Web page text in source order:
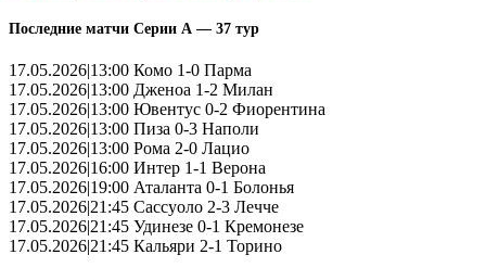
Последние матчи Серии А — 37 тур
17.05.2026|13:00 Комо 1-0 Парма
17.05.2026|13:00 Дженоа 1-2 Милан
17.05.2026|13:00 Ювентус 0-2 Фиорентина
17.05.2026|13:00 Пиза 0-3 Наполи
17.05.2026|13:00 Рома 2-0 Лацио
17.05.2026|16:00 Интер 1-1 Верона
17.05.2026|19:00 Аталанта 0-1 Болонья
17.05.2026|21:45 Сассуоло 2-3 Лечче
17.05.2026|21:45 Удинезе 0-1 Кремонезе
17.05.2026|21:45 Кальяри 2-1 Торино